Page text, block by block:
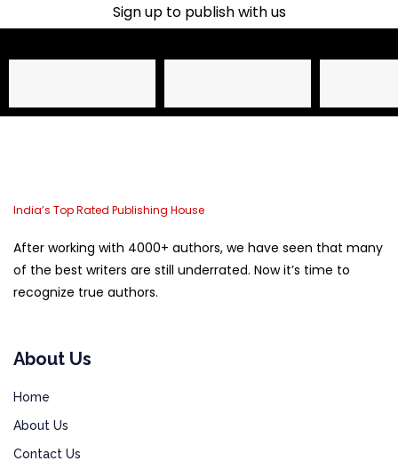
Sign up to publish with us​
India’s Top Rated Publishing House
After working with 4000+ authors, we have seen that many
of the best writers are still underrated. Now it’s time to
recognize true authors.
About Us
Home
About Us
Contact Us